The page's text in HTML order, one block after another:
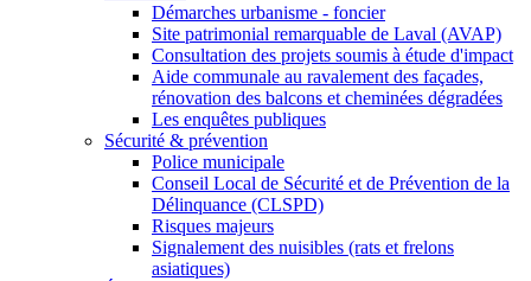
Démarches urbanisme - foncier
Site patrimonial remarquable de Laval (AVAP)
Consultation des projets soumis à étude d'impact
Aide communale au ravalement des façades,
rénovation des balcons et cheminées dégradées
Les enquêtes publiques
Sécurité & prévention
Police municipale
Conseil Local de Sécurité et de Prévention de la
Délinquance (CLSPD)
Risques majeurs
Signalement des nuisibles (rats et frelons
asiatiques)